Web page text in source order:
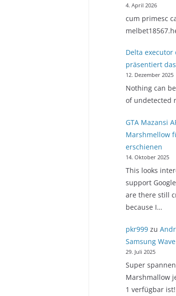
4. April 2026
cum primesc
Delta executor
präsentiert
12. Dezember 2025
Nothing can
of undetected
GTA Mazansi
Marshmellow
erschienen
14. Oktober 2025
This looks
support
are there still
because I…
pkr999zu
Samsung
29. Juli 2025
Super
Marshmallow
1 verfügbar